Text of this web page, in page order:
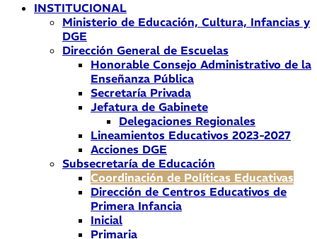
INSTITUCIONAL
Ministerio de Educación, Cultura, Infancias y
DGE
Dirección General de Escuelas
Honorable Consejo Administrativo de la
Enseñanza Pública
Secretaría Privada
Jefatura de Gabinete
Delegaciones Regionales
Lineamientos Educativos 2023-2027
Acciones DGE
Subsecretaría de Educación
Coordinación de Políticas Educativas
Dirección de Centros Educativos de
Primera Infancia
Inicial
Primaria